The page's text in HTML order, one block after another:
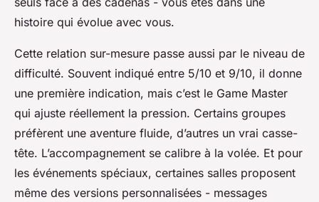
histoire qui évolue avec vous.
Cette relation sur-mesure passe aussi par le niveau de
difficulté. Souvent indiqué entre 5/10 et 9/10, il donne
une première indication, mais c’est le Game Master
qui ajuste réellement la pression. Certains groupes
préfèrent une aventure fluide, d’autres un vrai casse-
tête. L’accompagnement se calibre à la volée. Et pour
les événements spéciaux, certaines salles proposent
même des versions personnalisées - messages